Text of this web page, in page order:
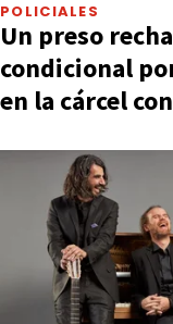
POLICIALES
Un preso
condicional
en la cárcel